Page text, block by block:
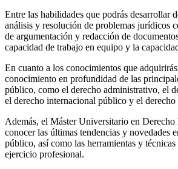
Entre las habilidades que podrás desarrollar
análisis y resolución de problemas jurídicos
de argumentación y redacción de
capacidad de trabajo en equipo y la
En cuanto a los conocimientos que
conocimiento en profundidad de las
público, como el derecho administrativo, el
el derecho internacional público y el derecho
Además, el Máster Universitario en
conocer las últimas tendencias y novedades
público, así como las herramientas y técnicas
ejercicio profesional.